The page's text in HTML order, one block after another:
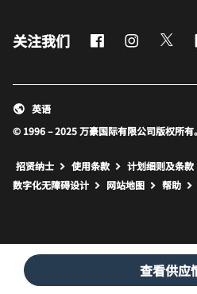
查看供应
关注我们 Facebook
© 1996 – 2025 万豪国际有限公司版权所有
英语
招贤纳士 使用条款 计划细则及条款
数字化无障碍设计
网站地图 打开
帮助